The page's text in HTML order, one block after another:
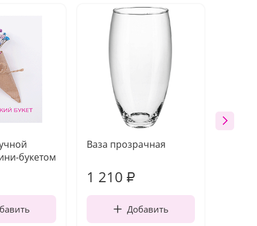
букетом
Ваза прозрачная
1 210 ₽
Добавить